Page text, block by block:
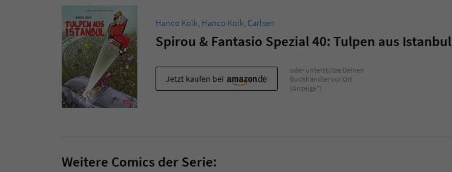
Hanco Kolk, Hanco Kolk, Carlsen
Spirou & Fantasio Spezial 40: Tulpen aus Istanbul
Jetzt kaufen bei
oder unterstütze Deinen
Buchhändler vor Ort
(Anzeige*)
Weitere Comics der Serie: